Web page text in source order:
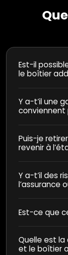
Est-il
le boîtier
Y a-t’il une
conviennent
Puis-je
revenir à
Y a-t’il des
l’assurance
Est-ce que
Quelle est
et le boîtier